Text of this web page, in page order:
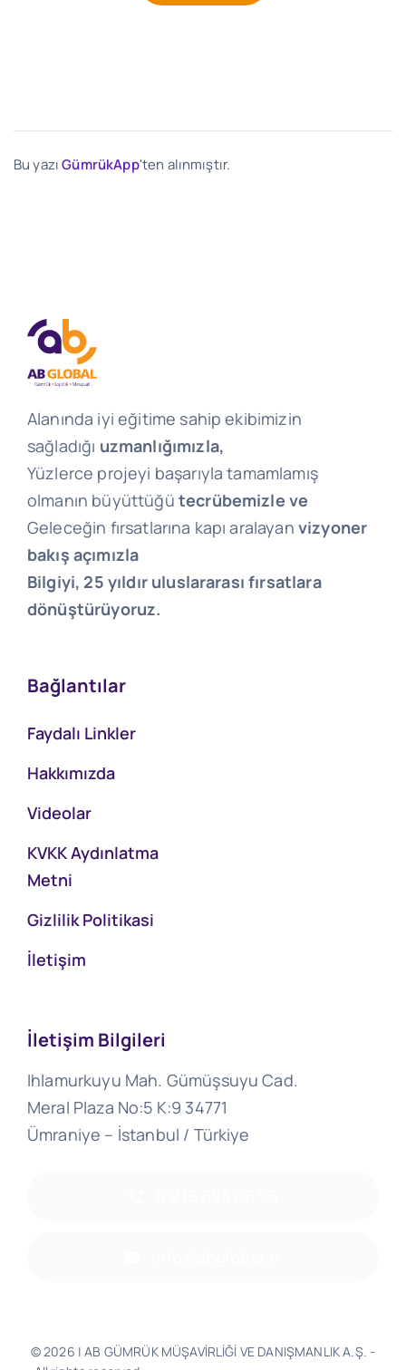
Bu yazıGümrükApp'ten alınmıştır.
Alanında iyi eğitime sahip ekibimizin
sağladığı uzmanlığımızla,
Yüzlerce projeyi başarıyla tamamlamış
olmanın büyüttüğü tecrübemizle ve
Geleceğin fırsatlarına kapı aralayan vizyoner
bakış açımızla
Bilgiyi, 25 yıldır uluslararası fırsatlara
dönüştürüyoruz.
Bağlantılar
Faydalı Linkler
Hakkımızda
Videolar
KVKK Aydınlatma
Metni
Gizlilik Politikasi
İletişim
İletişim Bilgileri
Ihlamurkuyu Mah. Gümüşsuyu Cad.
Meral Plaza No:5 K:9 34771
Ümraniye – İstanbul / Türkiye
© 2026 | AB GÜMRÜK MÜŞAVİRLİĞİ VE DANIŞMANLIK A.Ş. -